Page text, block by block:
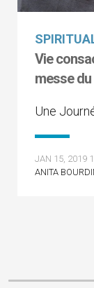
Vie
messe
Une
JAN 15, 2019
ANITA